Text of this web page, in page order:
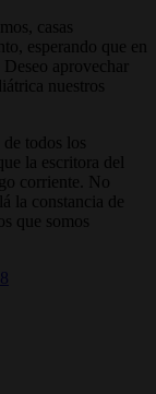
casas
esperando que en
aprovechar
nuestros
todos los
la escritora del
corriente. No
la constancia de
que somos